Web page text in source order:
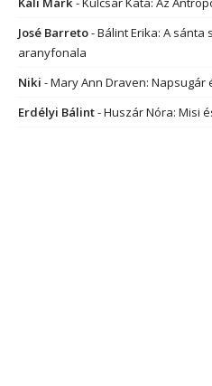
José Barreto-Bálint Erika: A
aranyfonala
Niki -Mary Ann Draven: Napsugár
Erdélyi Bálint-Huszár Nóra: Misi